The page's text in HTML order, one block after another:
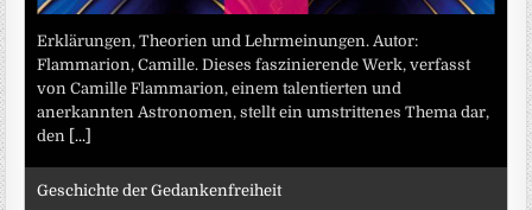
Erklärungen, Theorien und Lehrmeinungen. Autor:
Flammarion, Camille. Dieses faszinierende Werk, verfasst
von Camille Flammarion, einem talentierten und
anerkannten Astronomen, stellt ein umstrittenes Thema dar,
den
[...]
Geschichte der Gedankenfreiheit